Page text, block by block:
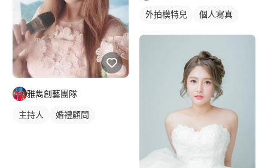
雅雋創藝團隊
主持人 婚禮顧問
外拍模特兒
個人寫真